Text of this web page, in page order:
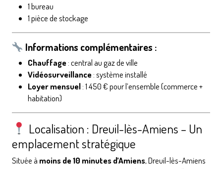
1 bureau
1 pièce de stockage
Informations complémentaires :
Chauffage: central au gaz de ville
Vidéosurveillance: système installé
Loyer mensuel: 1 450 € pour l’ensemble (commerce +
habitation)
Localisation : Dreuil-lès-Amiens – Un
emplacement stratégique
Située à moins de 10 minutes d’Amiens, Dreuil-lès-Amiens